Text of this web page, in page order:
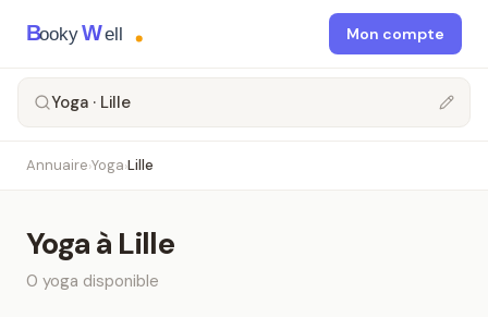
BookyWell Mon compte
Yoga · Lille
Annuaire›Yoga›Lille
Yogaà Lille
0 yoga disponible